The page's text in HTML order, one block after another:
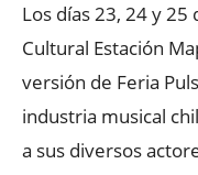
Los días 23, 24 y
Cultural Estación
versión de Feria
industria musical
a sus diversos